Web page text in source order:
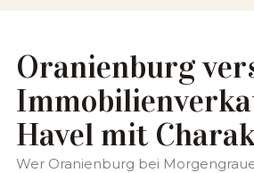
Oranienburg
Havel mit
Wer Oranienburg bei